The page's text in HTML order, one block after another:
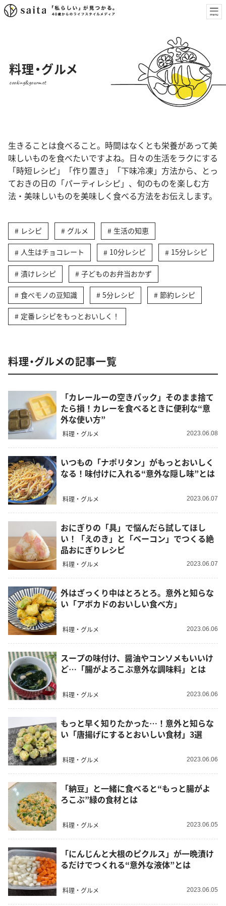
料理・グルメ
cooking&gourmet
生きることは食べること。時間はなくとも栄養があって美
味しいものを食べたいですよね。日々の生活をラクにする
「時短レシピ」「作り置き」「下味冷凍」方法から、とっ
ておきの日の「パーティレシピ」、旬のものを楽しむ方
法・美味しいものを美味しく食べる方法をお伝えします。
レシピ グルメ 生活の知恵
人生はチョコレート 10分レシピ 15分レシピ
漬けレシピ 子どものお弁当おかず
食べモノの豆知識 5分レシピ 節約レシピ
定番レシピをもっとおいしく！
料理・グルメの記事一覧
「カレールーの空きパック」そのまま捨て
たら損！カレーを食べるときに便利な“意
外な使い方”
料理・グルメ 2023.06.08
いつもの「ナポリタン」がもっとおいしく
なる！味付けに入れる“意外な隠し味”とは
料理・グルメ 2023.06.07
おにぎりの「具」で悩んだら試してほし
い！「えのき」と「ベーコン」でつくる絶
品おにぎりレシピ
料理・グルメ 2023.06.07
外はざっくり中はとろとろ。意外と知らな
い「アボカドのおいしい食べ方」
料理・グルメ 2023.06.06
スープの味付け、醤油やコンソメもいいけ
ど…「腸がよろこぶ意外な調味料」とは
料理・グルメ 2023.06.06
もっと早く知りたかった…！意外と知らな
い「唐揚げにするとおいしい食材」3選
料理・グルメ 2023.06.06
「納豆」と一緒に食べると“もっと腸がよ
ろこぶ”緑の食材とは
料理・グルメ 2023.06.05
「にんじんと大根のピクルス」が一晩漬け
るだけでつくれる“意外な液体”とは
料理・グルメ 2023.06.05